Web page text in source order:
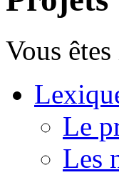
Vous
Le
Les